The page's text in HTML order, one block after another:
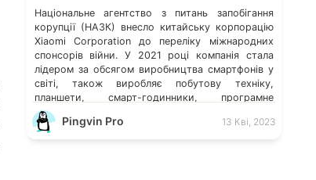
Національне агентство з питань запобігання
корупції (НАЗК) внесло китайську корпорацію
Xiaomi Corporation до переліку міжнародних
спонсорів війни. У 2021 році компанія стала
лідером за обсягом виробництва смартфонів у
світі, також виробляє побутову техніку,
планшети, смарт-годинники, програмне
забезпечення, електросамокати,
електровелосипеди та багато іншого. Ілон Маск
Pingvin Pro 13 Кві, 2023